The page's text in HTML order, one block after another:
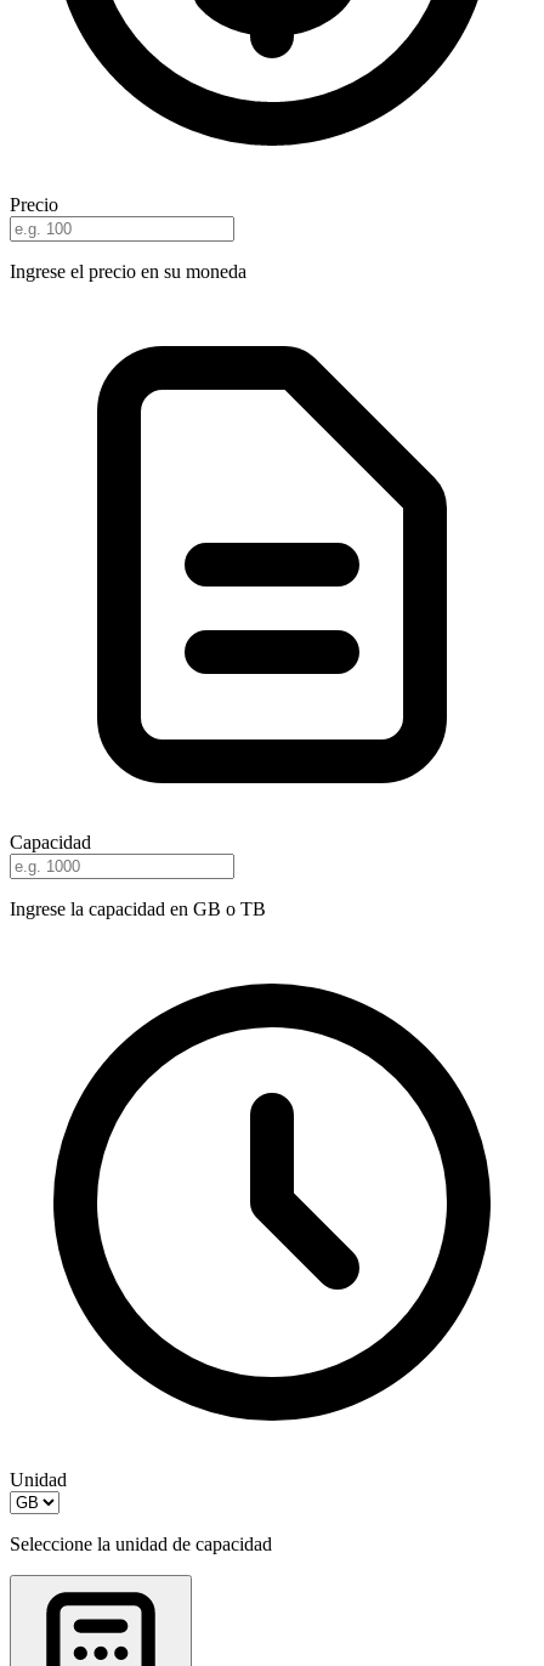
Precio
Ingrese el precio en su moneda
Capacidad
Ingrese la capacidad en GB o TB
Unidad
Seleccione la unidad de capacidad